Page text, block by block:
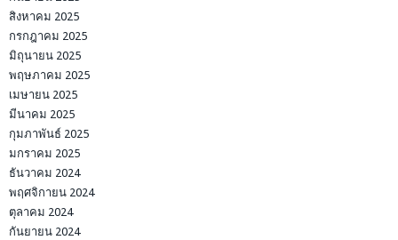
สิงหาคม 2025
กรกฎาคม 2025
มิถุนายน 2025
พฤษภาคม 2025
เมษายน 2025
มีนาคม 2025
กุมภาพันธ์ 2025
มกราคม 2025
ธันวาคม 2024
พฤศจิกายน 2024
ตุลาคม 2024
กันยายน 2024